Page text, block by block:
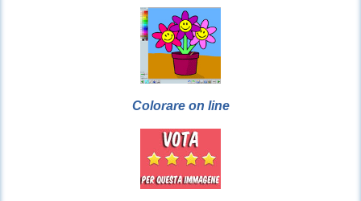
Colorare on line